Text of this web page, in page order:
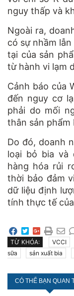
nguy thấp và
Ngoài ra,
có sự nhầm
tại của sản
từ hành vi lạm
Cảnh báo của
đến nguy cơ
phải do mối
thân sản phẩm
Do đó, doanh
loại bỏ bia và
hàng hóa rủi
thời bảo đảm
dữ liệu định
tính thực tế
TỪ KHÓA: VCCI
sữa
sản xuất bia
CÓ THỂ BẠN QUAN